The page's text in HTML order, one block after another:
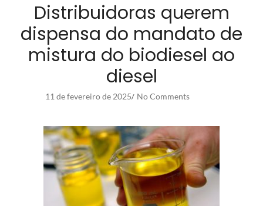
Distribuidoras querem
dispensa do mandato de
mistura do biodiesel ao
diesel
11 de fevereiro de 2025/ No Comments